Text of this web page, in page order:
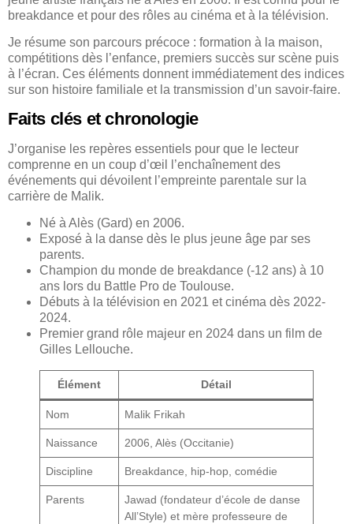
breakdance et pour des rôles au cinéma et à la télévision.
Je résume son parcours précoce : formation à la maison,
compétitions dès l’enfance, premiers succès sur scène puis
à l’écran. Ces éléments donnent immédiatement des indices
sur son histoire familiale et la transmission d’un savoir-faire.
Faits clés et chronologie
J’organise les repères essentiels pour que le lecteur
comprenne en un coup d’œil l’enchaînement des
événements qui dévoilent l’empreinte parentale sur la
carrière de Malik.
Né à Alès (Gard) en 2006.
Exposé à la danse dès le plus jeune âge par ses
parents.
Champion du monde de breakdance (-12 ans) à 10
ans lors du Battle Pro de Toulouse.
Débuts à la télévision en 2021 et cinéma dès 2022-
2024.
Premier grand rôle majeur en 2024 dans un film de
Gilles Lellouche.
Élément Détail
Nom Malik Frikah
Naissance 2006, Alès (Occitanie)
Discipline Breakdance, hip-hop, comédie
Parents
Jawad (fondateur d’école de danse
All’Style) et mère professeure de